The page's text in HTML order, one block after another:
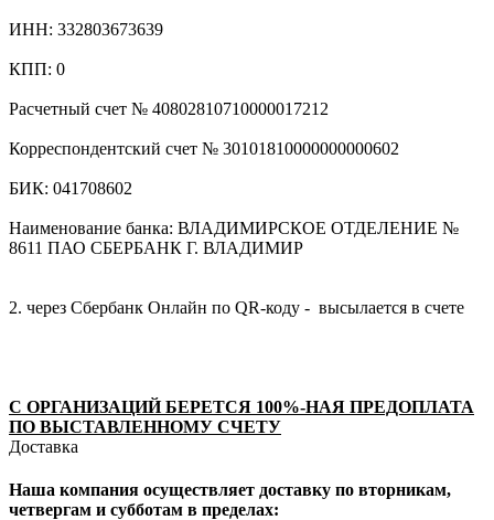
ИНН: 332803673639
КПП: 0
Расчетный счет № 40802810710000017212
Корреспондентский счет № 30101810000000000602
БИК: 041708602
Наименование банка: ВЛАДИМИРСКОЕ ОТДЕЛЕНИЕ №
8611 ПАО СБЕРБАНК Г. ВЛАДИМИР
2. через Сбербанк Онлайн по QR-коду - высылается в счете
С ОРГАНИЗАЦИЙ БЕРЕТСЯ 100%-НАЯ ПРЕДОПЛАТА
ПО ВЫСТАВЛЕННОМУ СЧЕТУ
Доставка
Наша компания осуществляет доставку по вторникам,
четвергам и субботам в пределах: